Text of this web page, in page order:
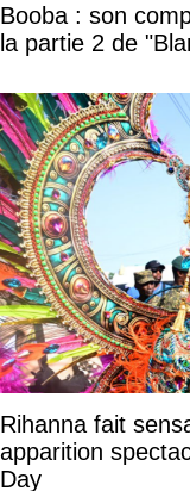
Booba : son
la partie 2 de
Rihanna fait
apparition
Day